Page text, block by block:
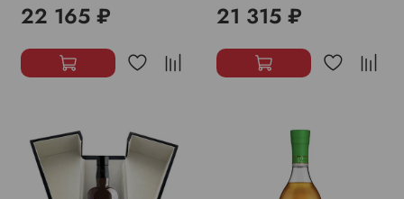
22 165 ₽ 21 315 ₽